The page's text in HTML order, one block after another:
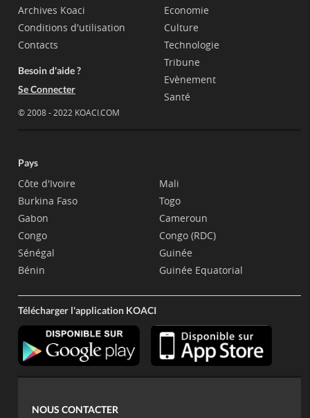
Archives Koaci
Conditions d'utilisation
Contacts
Besoin d'aide ?
Se Connecter
© 2008 - 2022 KOACI.COM
Economie
Culture
Technologie
Tribune
Evènement
Santé
Pays
Côte d'Ivoire
Burkina Faso
Gabon
Congo
Sénégal
Bénin
Mali
Togo
Cameroun
Congo (RDC)
Guinée
Guinée Equatorial
Télécharger l'application KOACI
NOUS CONTACTER